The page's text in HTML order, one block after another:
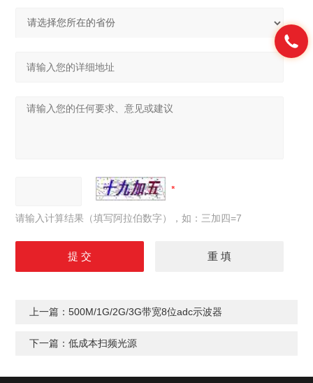
请输入计算结果（填写阿拉伯数字），如：三加四=7
上一篇：500M/1G/2G/3G带宽8位adc示波器
下一篇：低成本扫频光源